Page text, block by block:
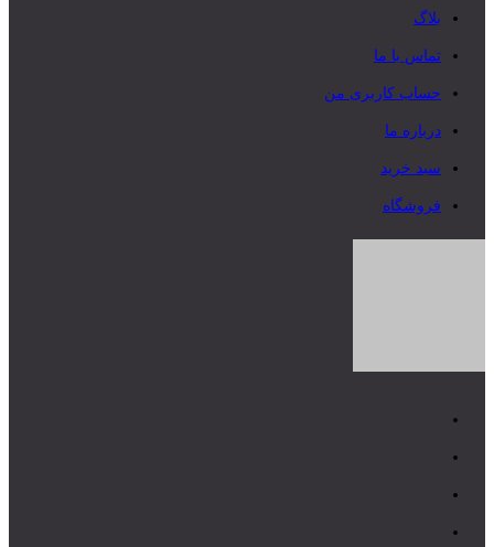
بلاگ
تماس با ما
حساب کاربری من
درباره ما
سبد خرید
فروشگاه